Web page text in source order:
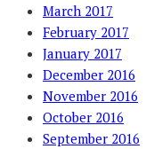
March 2017
February 2017
January 2017
December 2016
November 2016
October 2016
September 2016